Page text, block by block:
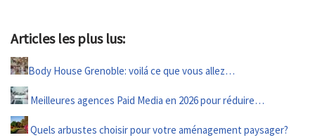
Articles les plus lus:
Body House Grenoble: voilá ce que vous allez…
Meilleures agences Paid Media en 2026 pour réduire…
Quels arbustes choisir pour votre aménagement paysager?